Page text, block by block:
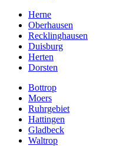
Herne
Oberhausen
Recklinghausen
Duisburg
Herten
Dorsten
Bottrop
Moers
Ruhrgebiet
Hattingen
Gladbeck
Waltrop